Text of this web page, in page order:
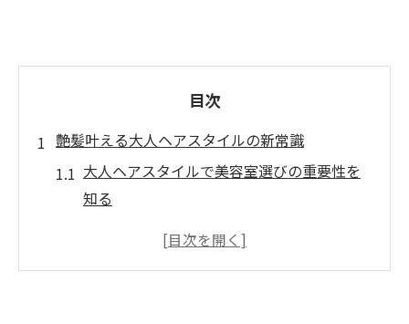
目次
艶髪叶える大人ヘアスタイルの新常識
大人ヘアスタイルで美容室選びの重要性を
知る
艶髪を実現する美容室の施術ポイント解説